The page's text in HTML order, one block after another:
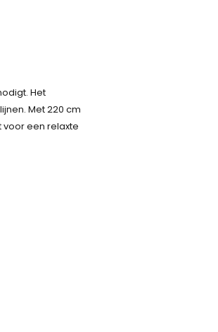
Het
Met 220 cm
voor een relaxte